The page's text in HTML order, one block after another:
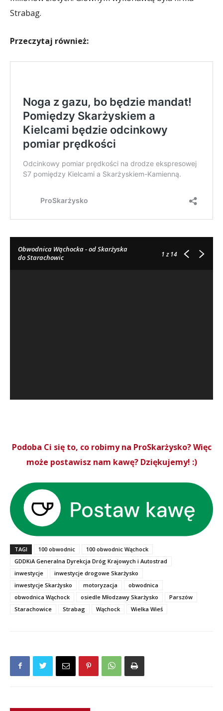
Strabag.
Przeczytaj również:
Obwodnica Wąchocka - od Skarżyska
do Starachowic
1z 14
Podoba Ci się to, co robimy na ProSkarżysko? Więc
może postawisz nam kawę? Dziękujemy! :)
TAGI 100 obwodnic
100 obwodnic Wąchock
GDDKiA Generalna Dyrekcja Dróg Krajowych i Autostrad
inwestycje
inwestycje drogowe Skarżysko
inwestycje Skarżysko
motoryzacja
obwodnica
obwodnica Wąchock
osiedle Młodzawy Skarżysko
Parszów
Starachowice
Strabag Wąchock Wielka Wieś